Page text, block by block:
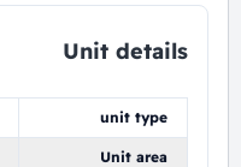
Unit details
unit type
Unit area